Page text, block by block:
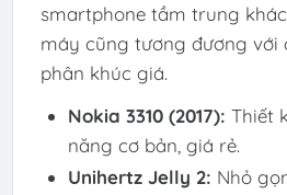
smartphone tầm trung
máy cũng tương đương với
phân khúc giá.
Nokia 3310 (2017): Thiết
năng cơ bản, giá rẻ.
Unihertz Jelly 2: Nhỏ